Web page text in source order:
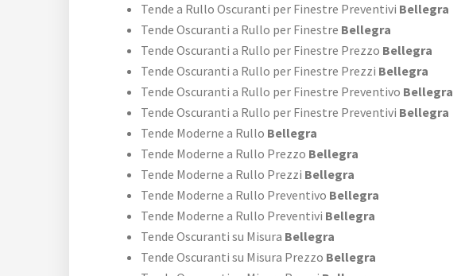
Tende a Rullo Oscuranti per Finestre Preventivi Bellegra
Tende Oscuranti a Rullo per Finestre Bellegra
Tende Oscuranti a Rullo per Finestre Prezzo Bellegra
Tende Oscuranti a Rullo per Finestre Prezzi Bellegra
Tende Oscuranti a Rullo per Finestre Preventivo Bellegra
Tende Oscuranti a Rullo per Finestre Preventivi Bellegra
Tende Moderne a Rullo Bellegra
Tende Moderne a Rullo Prezzo Bellegra
Tende Moderne a Rullo Prezzi Bellegra
Tende Moderne a Rullo Preventivo Bellegra
Tende Moderne a Rullo Preventivi Bellegra
Tende Oscuranti su Misura Bellegra
Tende Oscuranti su Misura Prezzo Bellegra